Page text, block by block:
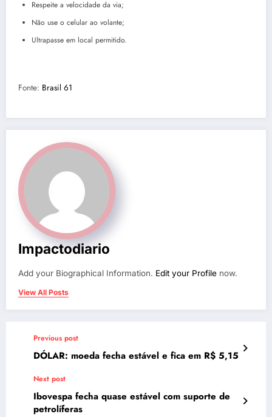
Respeite a velocidade da via;
Não use o celular ao volante;
Ultrapasse em local permitido.
Fonte: Brasil 61
Impactodiario
Add your Biographical Information. Edit your Profile now.
View All Posts
Previous post
DÓLAR: moeda fecha estável e fica em R$ 5,15
Next post
Ibovespa fecha quase estável com suporte de
petrolíferas